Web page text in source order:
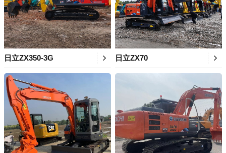
日立ZX350-3G 日立ZX70